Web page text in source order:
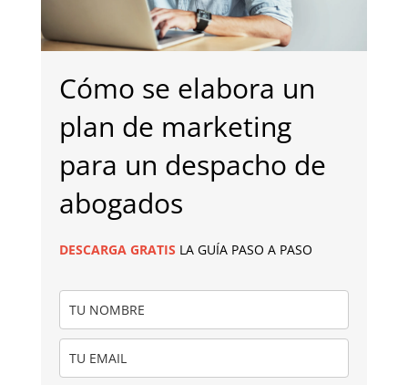
Cómo se elabora un
plan de marketing
para un despacho de
abogados
DESCARGA GRATIS LA GUÍA PASO A PASO